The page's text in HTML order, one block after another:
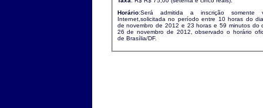
Horário:Será admitida a inscrição somente
Internet,solicitada no período entre 10 horas do
de novembro de 2012 e 23 horas e 59 minutos do
26 de novembro de 2012, observado o horário
de Brasília/DF.